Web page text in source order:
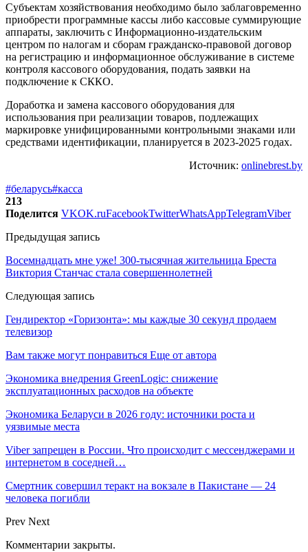
Субъектам хозяйствования необходимо было заблаговременно
приобрести программные кассы либо кассовые суммирующие
аппараты, заключить с Информационно-издательским
центром по налогам и сборам гражданско-правовой договор
на регистрацию и информационное обслуживание в системе
контроля кассового оборудования, подать заявки на
подключение к СККО.
Доработка и замена кассового оборудования для
использования при реализации товаров, подлежащих
маркировке унифицированными контрольными знаками или
средствами идентификации, планируется в 2023-2025 годах.
Источник: onlinebrest.by
#беларусь#касса
213
Поделится VKOK.ruFacebookTwitterWhatsAppTelegramViber
Предыдущая запись
Восемнадцать мне уже! 300-тысячная жительница Бреста
Виктория Станчас стала совершеннолетней
Следующая запись
Гендиректор «Горизонта»: мы каждые 30 секунд продаем
телевизор
Вам также могут понравиться Еще от автора
Экономика внедрения GreenLogic: снижение
эксплуатационных расходов на объекте
Экономика Беларуси в 2026 году: источники роста и
уязвимые места
Viber запрещен в России. Что происходит с мессенджерами и
интернетом в соседней…
Смертник совершил теракт на вокзале в Пакистане — 24
человека погибли
Prev Next
Комментарии закрыты.